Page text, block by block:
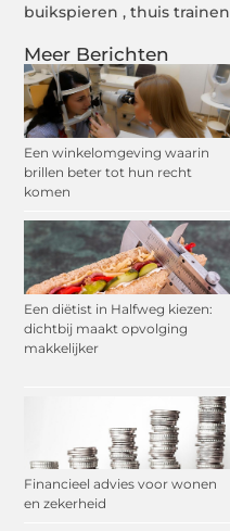
Meer Berichten
Een winkelomgeving waarin
brillen beter tot hun recht
komen
Een diëtist in Halfweg kiezen:
dichtbij maakt opvolging
makkelijker
Financieel advies voor wonen
en zekerheid
buikspieren ,thuis trainen